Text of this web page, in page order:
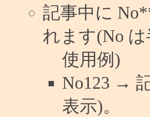
記事中に
れます(No
使用例)
No123 →
表示)。